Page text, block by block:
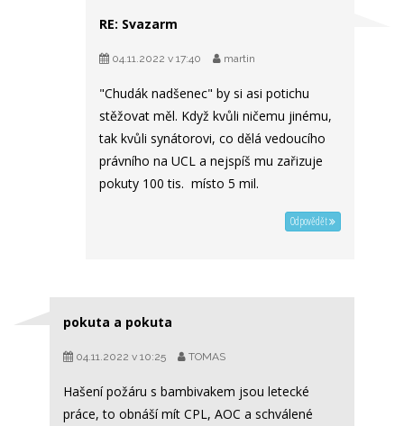
RE: Svazarm
04.11.2022 v 17:40 martin
"Chudák nadšenec" by si asi potichu
stěžovat měl. Když kvůli ničemu jinému,
tak kvůli synátorovi, co dělá vedoucího
právního na UCL a nejspíš mu zařizuje
pokuty 100 tis. místo 5 mil.
Odpovědět
pokuta a pokuta
04.11.2022 v 10:25 TOMAS
Hašení požáru s bambivakem jsou letecké
práce, to obnáší mít CPL, AOC a schválené